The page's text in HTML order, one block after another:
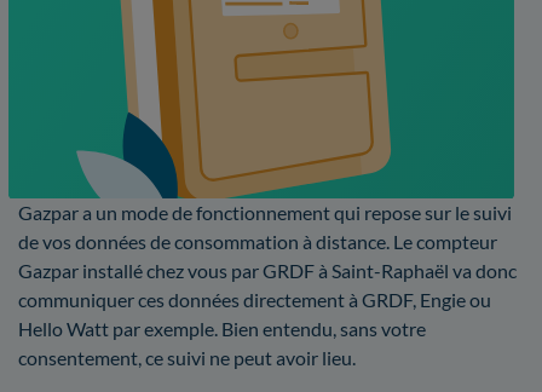
Gazpar a un mode de fonctionnement qui repose sur le suivi
de vos données de consommation à distance. Le compteur
Gazpar installé chez vous par GRDF à Saint-Raphaël va donc
communiquer ces données directement à GRDF, Engie ou
Hello Watt par exemple. Bien entendu, sans votre
consentement, ce suivi ne peut avoir lieu.